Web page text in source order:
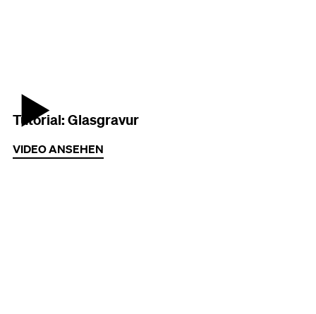
Vorschaubild des Videos
Tutorial: Glasgravur
VIDEO ANSEHEN